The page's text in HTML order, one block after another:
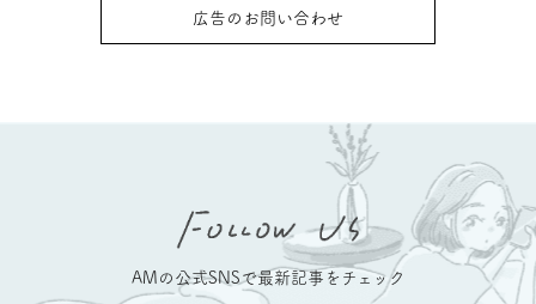
広告のお問い合わせ
AMの公式SNSで最新記事をチェック